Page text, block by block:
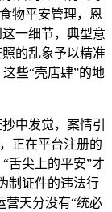
物平安管理，恩
一细节，典型意
的乱象予以精准
些“壳店肆”的地
中发觉，案情引
正在平台注册的
舌尖上的平安”才
制证件的违法行
营天分没有“统必